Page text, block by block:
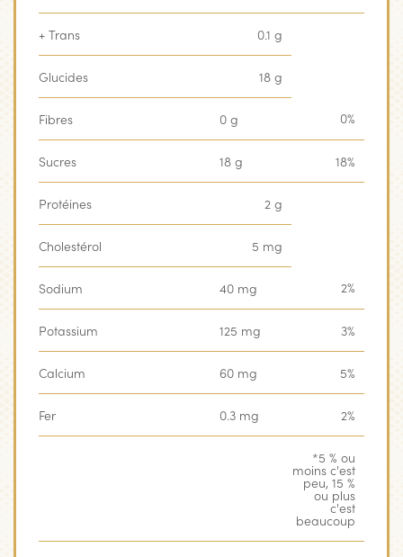
+ Trans 0.1 g
Glucides 18 g
Fibres 0 g 0%
Sucres 18 g 18%
Protéines 2 g
Cholestérol 5 mg
Sodium 40 mg 2%
Potassium 125 mg 3%
Calcium 60 mg 5%
Fer 0.3 mg 2%
*5 % ou
moins c'est
peu, 15 %
ou plus
c'est
beaucoup